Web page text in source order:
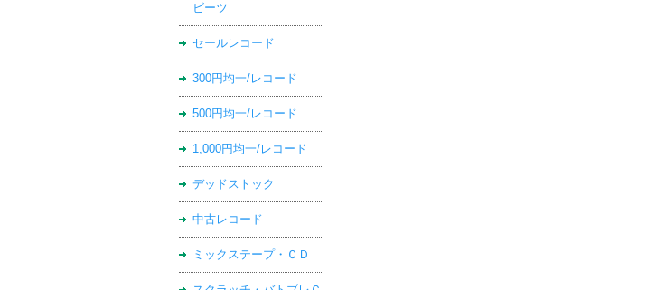
ビーツ
セールレコード
300円均一/レコード
500円均一/レコード
1,000円均一/レコード
デッドストック
中古レコード
ミックステープ・ＣＤ